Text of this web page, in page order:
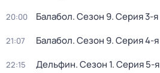
20:00 Балабол. Сезон 9. Серия 3-я
21:07 Балабол. Сезон 9. Серия 4-я
22:15 Дельфин. Сезон 1. Серия 5-я